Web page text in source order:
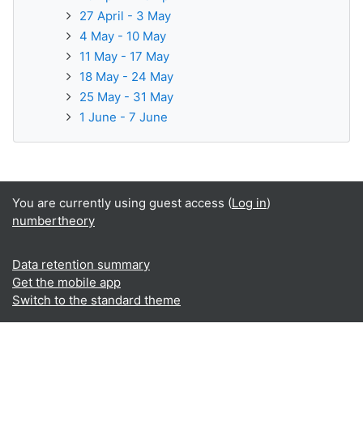
27 April - 3 May
4 May - 10 May
11 May - 17 May
18 May - 24 May
25 May - 31 May
1 June - 7 June
You are currently using guest access (Log in)
numbertheory
Data retention summary
Get the mobile app
Switch to the standard theme